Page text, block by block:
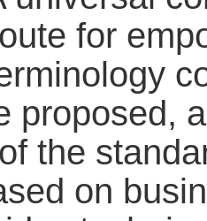
for
proposed,
the
on